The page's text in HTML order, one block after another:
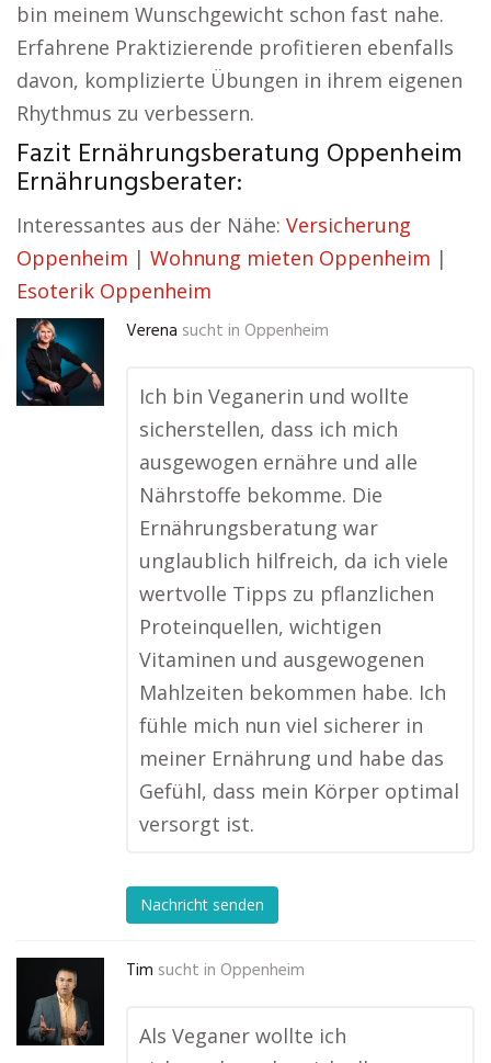
bin meinem Wunschgewicht schon fast nahe.
Erfahrene Praktizierende profitieren ebenfalls
davon, komplizierte Übungen in ihrem eigenen
Rhythmus zu verbessern.
Fazit Ernährungsberatung Oppenheim
Ernährungsberater:
Interessantes aus der Nähe: Versicherung
Oppenheim | Wohnung mieten Oppenheim |
Esoterik Oppenheim
Verena sucht in Oppenheim
Ich bin Veganerin und wollte
sicherstellen, dass ich mich
ausgewogen ernähre und alle
Nährstoffe bekomme. Die
Ernährungsberatung war
unglaublich hilfreich, da ich viele
wertvolle Tipps zu pflanzlichen
Proteinquellen, wichtigen
Vitaminen und ausgewogenen
Mahlzeiten bekommen habe. Ich
fühle mich nun viel sicherer in
meiner Ernährung und habe das
Gefühl, dass mein Körper optimal
versorgt ist.
Nachricht senden
Tim sucht in Oppenheim
Als Veganer wollte ich